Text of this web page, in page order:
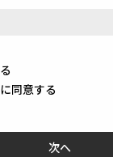
に同意する
次へ